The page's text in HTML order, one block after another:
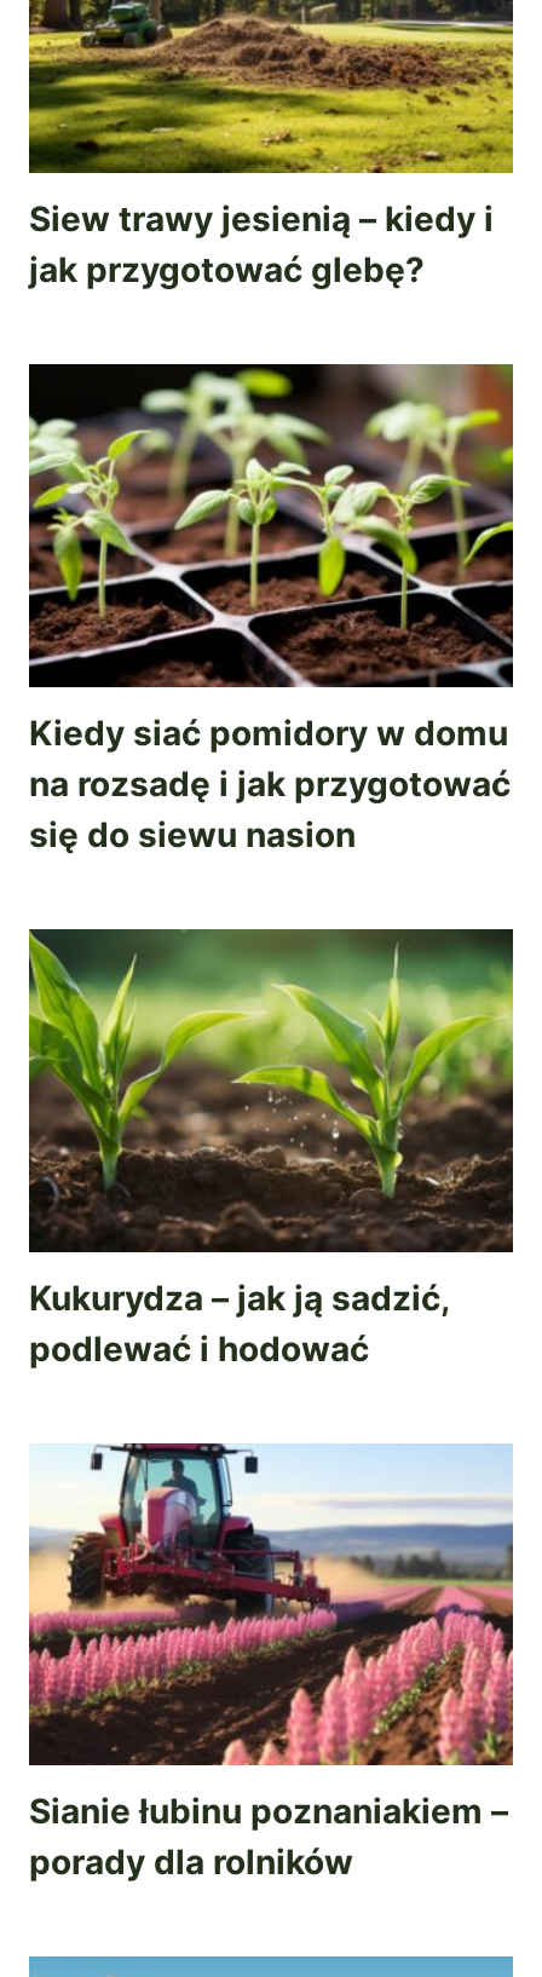
Siew trawy jesienią – kiedy i
jak przygotować glebę?
Kiedy siać pomidory w domu
na rozsadę i jak przygotować
się do siewu nasion
Kukurydza – jak ją sadzić,
podlewać i hodować
Sianie łubinu poznaniakiem –
porady dla rolników